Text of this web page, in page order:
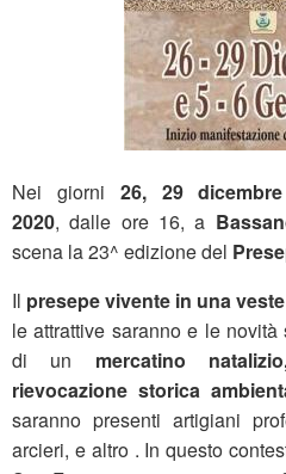
Nei giorni 26, 29
2020, dalle ore 16, a
scena la 23^ edizione del
Il presepe vivente in una
le attrattive saranno e le
di un mercatino
rievocazione storica
saranno presenti artigiani
arcieri, e altro . In questo